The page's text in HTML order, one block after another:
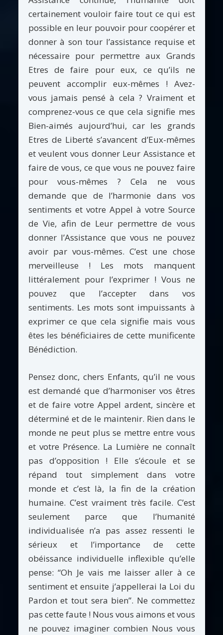
certainement vouloir faire tout ce qui est
possible en leur pouvoir pour coopérer et
donner à son tour l’assistance requise et
nécessaire pour permettre aux Grands
Etres de faire pour eux, ce qu’ils ne
peuvent accomplir eux-mêmes ! Avez-
vous jamais pensé à cela ? Vraiment et
comprenez-vous ce que cela signifie mes
Bien-aimés aujourd’hui, car les grands
Etres de Liberté s’avancent d’Eux-mêmes
et veulent vous donner Leur Assistance et
faire de vous, ce que vous ne pouvez faire
pour vous-mêmes ? Cela ne vous
demande que de l’harmonie dans vos
sentiments et votre Appel à votre Source
de Vie, afin de Leur permettre de vous
donner l’Assistance que vous ne pouvez
avoir par vous-mêmes. C’est une chose
merveilleuse ! Les mots manquent
littéralement pour l’exprimer ! Vous ne
pouvez que l’accepter dans vos
sentiments. Les mots sont impuissants à
exprimer ce que cela signifie mais vous
êtes les bénéficiaires de cette munificente
Bénédiction.
Pensez donc, chers Enfants, qu’il ne vous
est demandé que d’harmoniser vos êtres
et de faire votre Appel ardent, sincère et
déterminé et de le maintenir. Rien dans le
monde ne peut plus se mettre entre vous
et votre Présence. La Lumière ne connaît
pas d’opposition ! Elle s’écoule et se
répand tout simplement dans votre
monde et c’est là, la fin de la création
humaine. C’est vraiment très facile. C’est
seulement parce que l’humanité
individualisée n’a pas assez ressenti le
sérieux et l’importance de cette
obéissance individuelle inflexible qu’elle
pense: “Oh Je vais me laisser aller à ce
sentiment et ensuite j’appellerai la Loi du
Pardon et tout sera bien”. Ne commettez
pas cette faute ! Nous vous aimons et vous
ne pouvez imaginer combien Nous vous